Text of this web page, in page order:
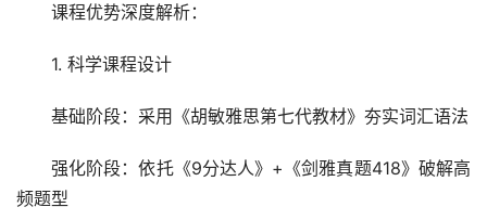
课程优势深度解析：
1. 科学课程设计
基础阶段：采用《胡敏雅思第七代教材》夯实词汇语法
强化阶段：依托《9分达人》+《剑雅真题418》破解高
频题型